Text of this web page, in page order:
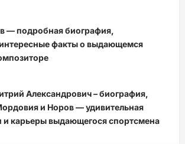
— подробная биография,
факты о выдающемся
Александрович – биография,
и Норов — удивительная
и карьеры выдающегося спортсмена